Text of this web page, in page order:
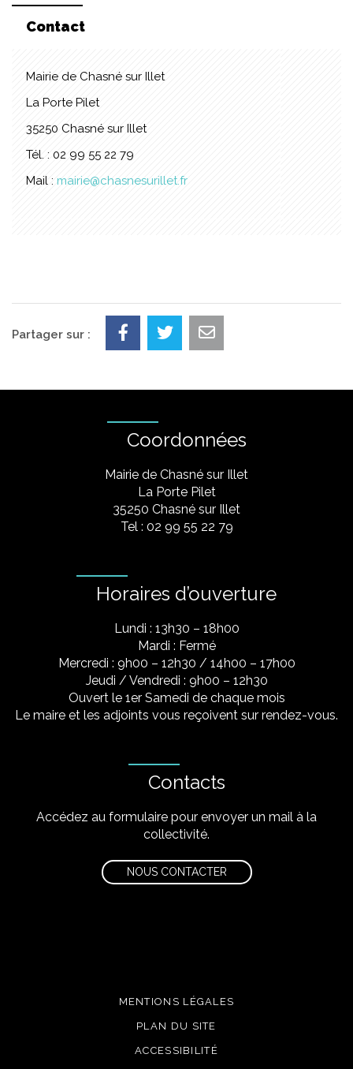
Contact
Mairie de Chasné sur Illet
La Porte Pilet
35250 Chasné sur Illet
Tél. : 02 99 55 22 79
Mail : mairie@chasnesurillet.fr
Partager sur :
Coordonnées
Mairie de Chasné sur Illet
La Porte Pilet
35250 Chasné sur Illet
Tel : 02 99 55 22 79
Horaires d’ouverture
Lundi : 13h30 – 18h00
Mardi : Fermé
Mercredi : 9h00 – 12h30 / 14h00 – 17h00
Jeudi / Vendredi : 9h00 – 12h30
Ouvert le 1er Samedi de chaque mois
Le maire et les adjoints vous reçoivent sur rendez-vous.
Contacts
Accédez au formulaire pour envoyer un mail à la
collectivité.
NOUS CONTACTER
MENTIONS LÉGALES
PLAN DU SITE
ACCESSIBILITÉ